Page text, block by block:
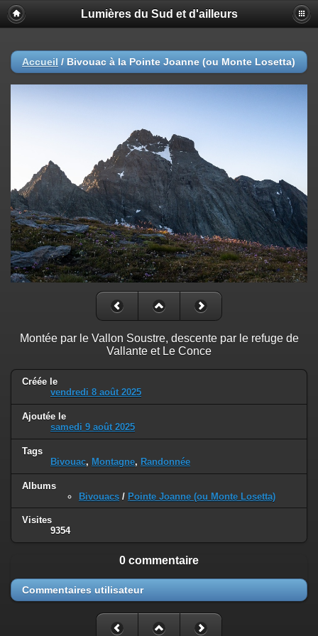
Lumières du Sud et d'ailleurs
Accueil / Bivouac à la Pointe Joanne (ou Monte Losetta)
Montée par le Vallon Soustre, descente par le refuge de
Vallante et Le Conce
Créée le
vendredi 8 août 2025
Ajoutée le
samedi 9 août 2025
Tags
Bivouac, Montagne, Randonnée
Albums
Bivouacs / Pointe Joanne (ou Monte Losetta)
Visites
9354
0 commentaire
Commentaires utilisateur